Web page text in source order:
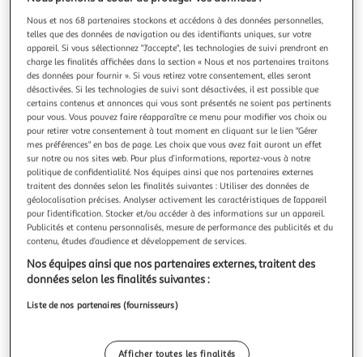
précédentesuivante
FIVE
Lot de 4 paniers de rangement folk 36cm anthracite
Informations Techniques : Dimensions : L. 29 x l. 36,2 x H. 14
cm Matière : Polypropylène Spécificités : Pratique & Utile
Lot de 4 paniers de rangement Forme rectangulaire
Capacité : 2x2 L, 1x5 L & 1x13 L Poids : 0,72 kg Couleur :
Anthracite
En savoir +
Vendu par Paris Prix
Livr. ou retrait dès 1/2 semaines
A partir de 7,99€
Plus d'options
Vendu par Paris Prix 12,99€ 16,99€
4,99€
Nous et nos 68 partenaires stockons et accédons à des données personnelles,
telles que des données de navigation ou des identifiants uniques, sur votre
appareil. Si vous sélectionnez "J'accepte", les technologies de suivi prendront en
charge les finalités affichées dans la section « Nous et nos partenaires traitons
des données pour fournir ». Si vous retirez votre consentement, elles seront
désactivées. Si les technologies de suivi sont désactivées, il est possible que
certains contenus et annonces qui vous sont présentés ne soient pas pertinents
pour vous. Vous pouvez faire réapparaître ce menu pour modifier vos choix ou
pour retirer votre consentement à tout moment en cliquant sur le lien "Gérer
mes préférences" en bas de page. Les choix que vous avez fait auront un effet
sur notre ou nos sites web. Pour plus d’informations, reportez-vous à notre
politique de confidentialité. Nos équipes ainsi que nos partenaires externes
traitent des données selon les finalités suivantes : Utiliser des données de
géolocalisation précises. Analyser activement les caractéristiques de l’appareil
pour l’identification. Stocker et/ou accéder à des informations sur un appareil.
Publicités et contenu personnalisés, mesure de performance des publicités et du
contenu, études d’audience et développement de services.
Nos équipes ainsi que nos partenaires externes, traitent des
données selon les finalités suivantes :
Liste de nos partenaires (fournisseurs)
Afficher toutes les finalités